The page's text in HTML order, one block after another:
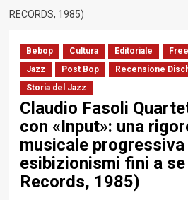
RECORDS, 1985)
Bebop Cultura Editoriale
Jazz
Post Bop Recensione
Storia del Jazz
Claudio Fasoli
con «Input»: una
musicale
esibizionismi fini a se
Records, 1985)